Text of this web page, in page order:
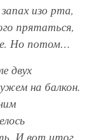
изо рта,
прятаться,
Но потом…
двух
на балкон.
И вот итог